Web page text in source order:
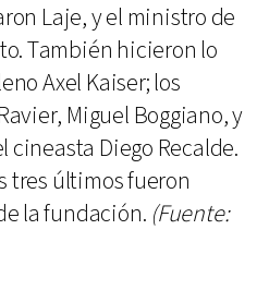
Laje, y el ministro de
También hicieron lo
Axel Kaiser; los
Miguel Boggiano, y
cineasta Diego Recalde.
tres últimos fueron
la fundación. (Fuente: